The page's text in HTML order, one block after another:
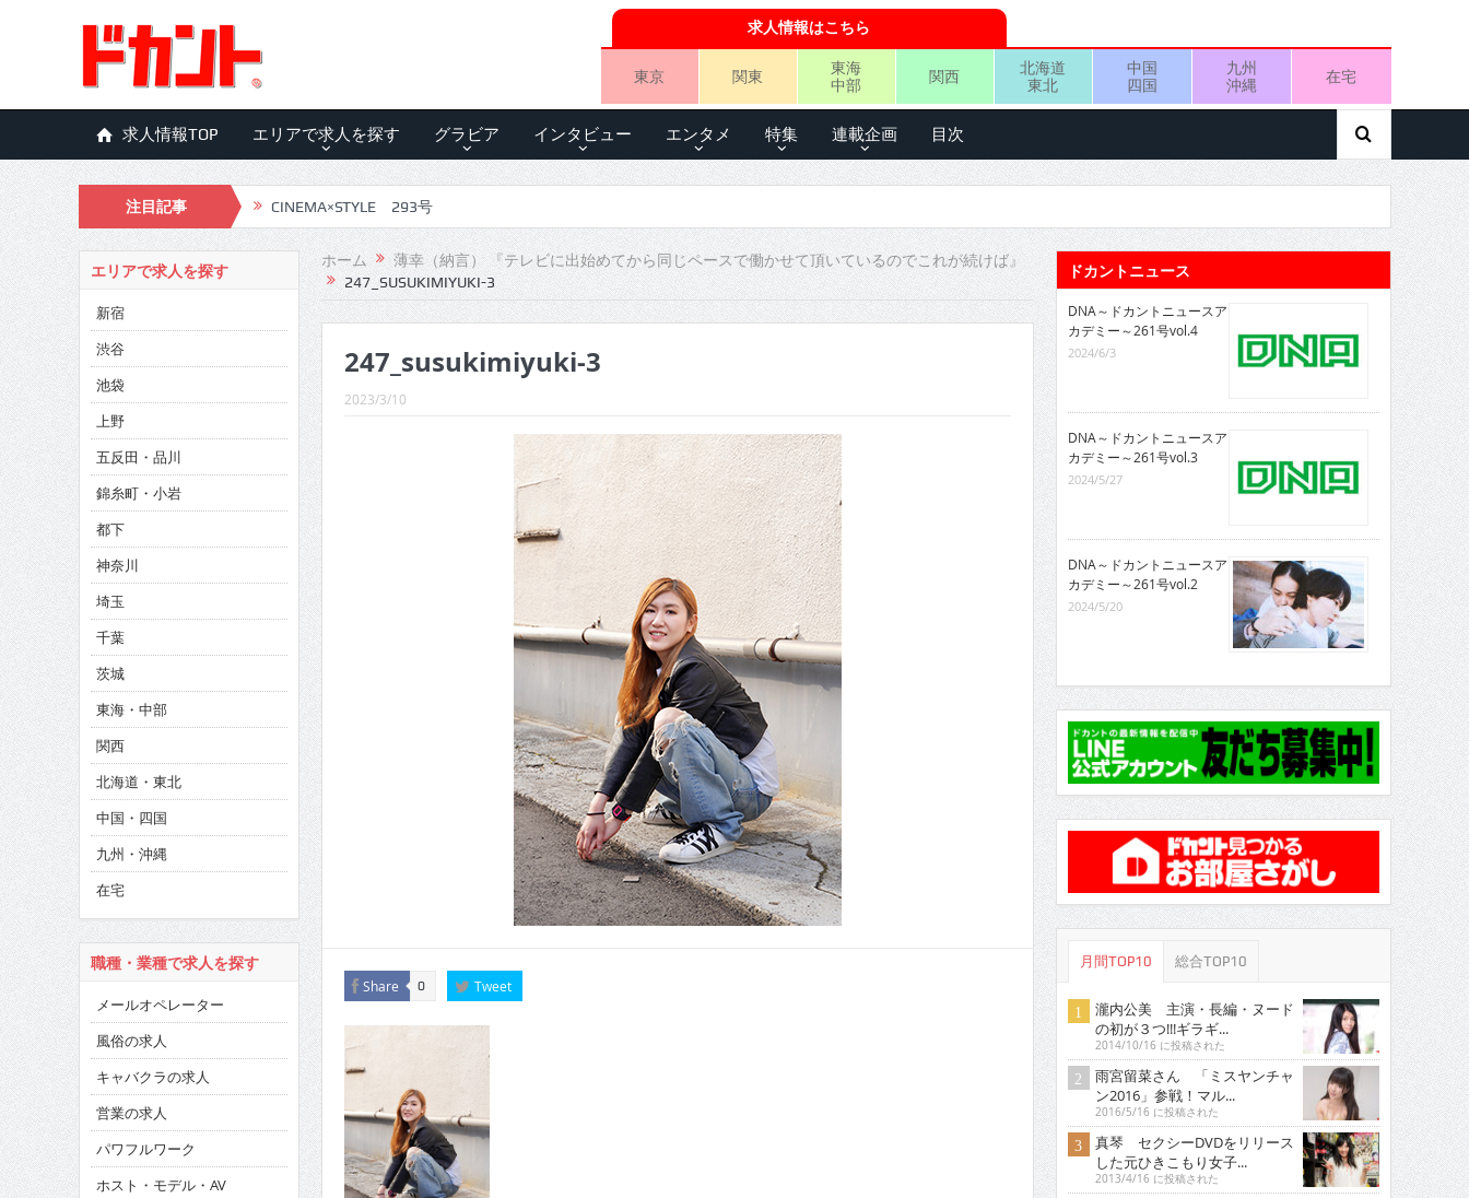
求人情報はこちら
東京 関東
東海
中部
関西
北海道
東北
中国
四国
九州
沖縄
在宅
求人情報TOP エリアで求人を探す グラビア インタビュー エンタメ 特集 連載企画 目次
注目記事 CINEMA×STYLE 293号
CINEMA×STYLE 292号
CINEMA×STYLE 291号
CINEMA×STYLE 290号
CINEMA×STYLE 289号
CINEMA×STYLE 288号
CINEMA×STYLE 286号
CINEMA×STYLE 285号
CINEMA×STYLE 294号
ホーム
薄幸（納言） 『テレビに出始めてから同じペースで働かせて頂いているのでこれが続けば』
247_SUSUKIMIYUKI-3
247_susukimiyuki-3
2023/3/10
Share 0 Tweet
エリアで求人を探す
新宿
渋谷
池袋
上野
五反田・品川
錦糸町・小岩
都下
神奈川
埼玉
千葉
茨城
東海・中部
関西
北海道・東北
中国・四国
九州・沖縄
在宅
職種・業種で求人を探す
メールオペレーター
風俗の求人
キャバクラの求人
営業の求人
パワフルワーク
ホスト・モデル・AV
ドカントニュース
DNA～ドカントニュースア
カデミー～261号vol.4
2024/6/3
DNA～ドカントニュースア
カデミー～261号vol.3
2024/5/27
DNA～ドカントニュースア
カデミー～261号vol.2
2024/5/20
月間TOP10 総合TOP10
瀧内公美 主演・長編・ヌード
の初が３つ!!!ギラギ...
2014/10/16 に投稿された
雨宮留菜さん 「ミスヤンチャ
ン2016」参戦！マル...
2016/5/16 に投稿された
真琴 セクシーDVDをリリース
した元ひきこもり女子...
2013/4/16 に投稿された